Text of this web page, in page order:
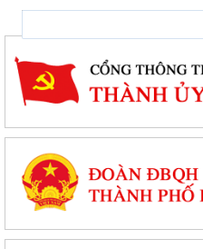
Tổ đại biểu số 09 HĐND thành
Đặc khu Cát Hải triển khai
dụng điện giai đoạn 2026 - 2035
Khơi dậy tiềm năng, phát huy sức